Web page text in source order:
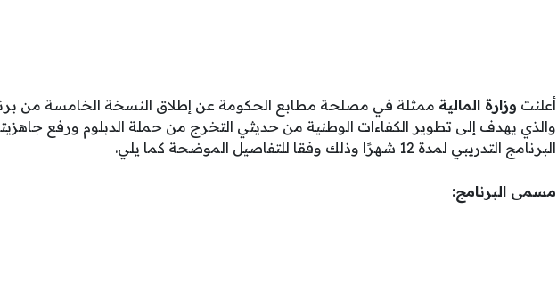
أعلنت وزارة المالية ممثلة في مصلحة مطابع الحكومة عن إطلاق النسخة الخامسة من
والذي يهدف إلى تطوير الكفاءات الوطنية من حديثي التخرج من حملة الدبلوم ورفع
البرنامج التدريبي لمدة 12 شهرًا وذلك وفقا للتفاصيل الموضحة كما يلي.
مسمى البرنامج: